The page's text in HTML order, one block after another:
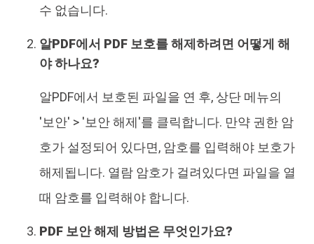
수 없습니다.
알PDF에서 PDF 보호를 해제하려면 어떻게 해
야 하나요?
알PDF에서 보호된 파일을 연 후, 상단 메뉴의
'보안' > '보안 해제'를 클릭합니다. 만약 권한 암
호가 설정되어 있다면, 암호를 입력해야 보호가
해제됩니다. 열람 암호가 걸려있다면 파일을 열
때 암호를 입력해야 합니다.
PDF 보안 해제 방법은 무엇인가요?